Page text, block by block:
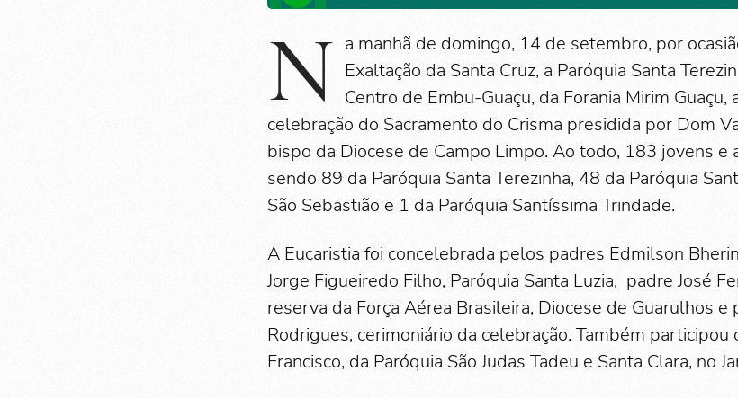
N a manhã de domingo, 14 de setembro, por
Exaltação da Santa Cruz, a Paróquia Santa
Centro de Embu-Guaçu, da Forania Mirim Guaçu,
celebração do Sacramento do Crisma presidida por Dom
bispo da Diocese de Campo Limpo. Ao todo, 183 jovens e
sendo 89 da Paróquia Santa Terezinha, 48 da Paróquia
São Sebastião e 1 da Paróquia Santíssima Trindade.
A Eucaristia foi concelebrada pelos padres Edmilson
Jorge Figueiredo Filho, Paróquia Santa Luzia, padre José
reserva da Força Aérea Brasileira, Diocese de Guarulhos
Rodrigues, cerimoniário da celebração. Também
Francisco, da Paróquia São Judas Tadeu e Santa Clara, no